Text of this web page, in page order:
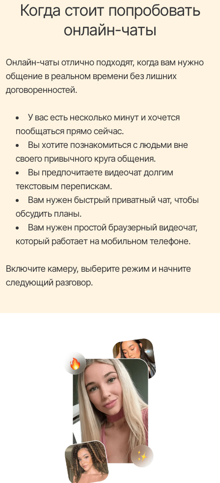
Когда стоит попробовать
онлайн-чаты
Онлайн-чаты отлично подходят, когда вам нужно
общение в реальном времени без лишних
договоренностей.
У вас есть несколько минут и хочется
пообщаться прямо сейчас.
Вы хотите познакомиться с людьми вне
своего привычного круга общения.
Вы предпочитаете видеочат долгим
текстовым перепискам.
Вам нужен быстрый приватный чат, чтобы
обсудить планы.
Вам нужен простой браузерный видеочат,
который работает на мобильном телефоне.
Включите камеру, выберите режим и начните
следующий разговор.